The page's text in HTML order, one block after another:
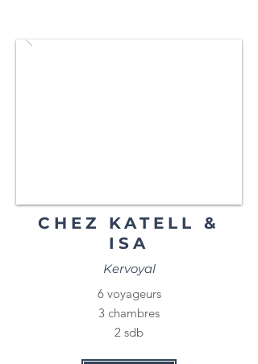
CHEZ KATELL &
ISA
Kervoyal
6 voyageurs
3 chambres
2 sdb